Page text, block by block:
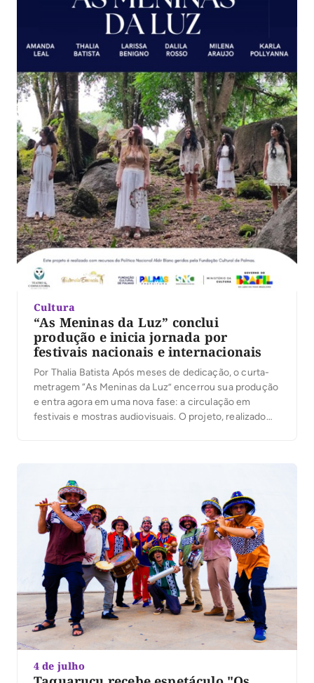
Cultura
“As Meninas da Luz” conclui
produção e inicia jornada por
festivais nacionais e internacionais
Por Thalia Batista Após meses de dedicação, o curta-
metragem “As Meninas da Luz” encerrou sua produção
e entra agora em uma nova fase: a circulação em
festivais e mostras audiovisuais. O projeto, realizado
4 de julho